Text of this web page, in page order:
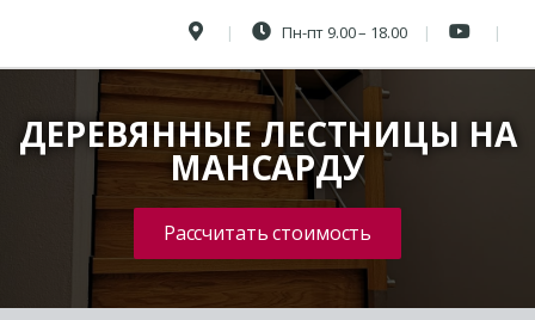
Пн-пт 9.00 – 18.00
ДЕРЕВЯННЫЕ ЛЕСТНИЦЫ НА
МАНСАРДУ
Рассчитать стоимость